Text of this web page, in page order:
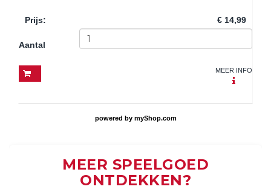
Prijs: € 14,99
Aantal
MEER INFO
powered by myShop.com
MEER SPEELGOED
ONTDEKKEN?